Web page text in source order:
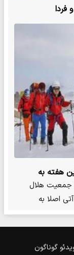
هفته به
جمعیت هلال
اصلا به
گوناگون